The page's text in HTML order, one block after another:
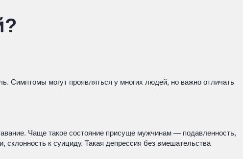
Симптомы могут проявляться у многих людей, но важно отличать
Чаще такое состояние присуще мужчинам — подавленность,
к суициду. Такая депрессия без вмешательства